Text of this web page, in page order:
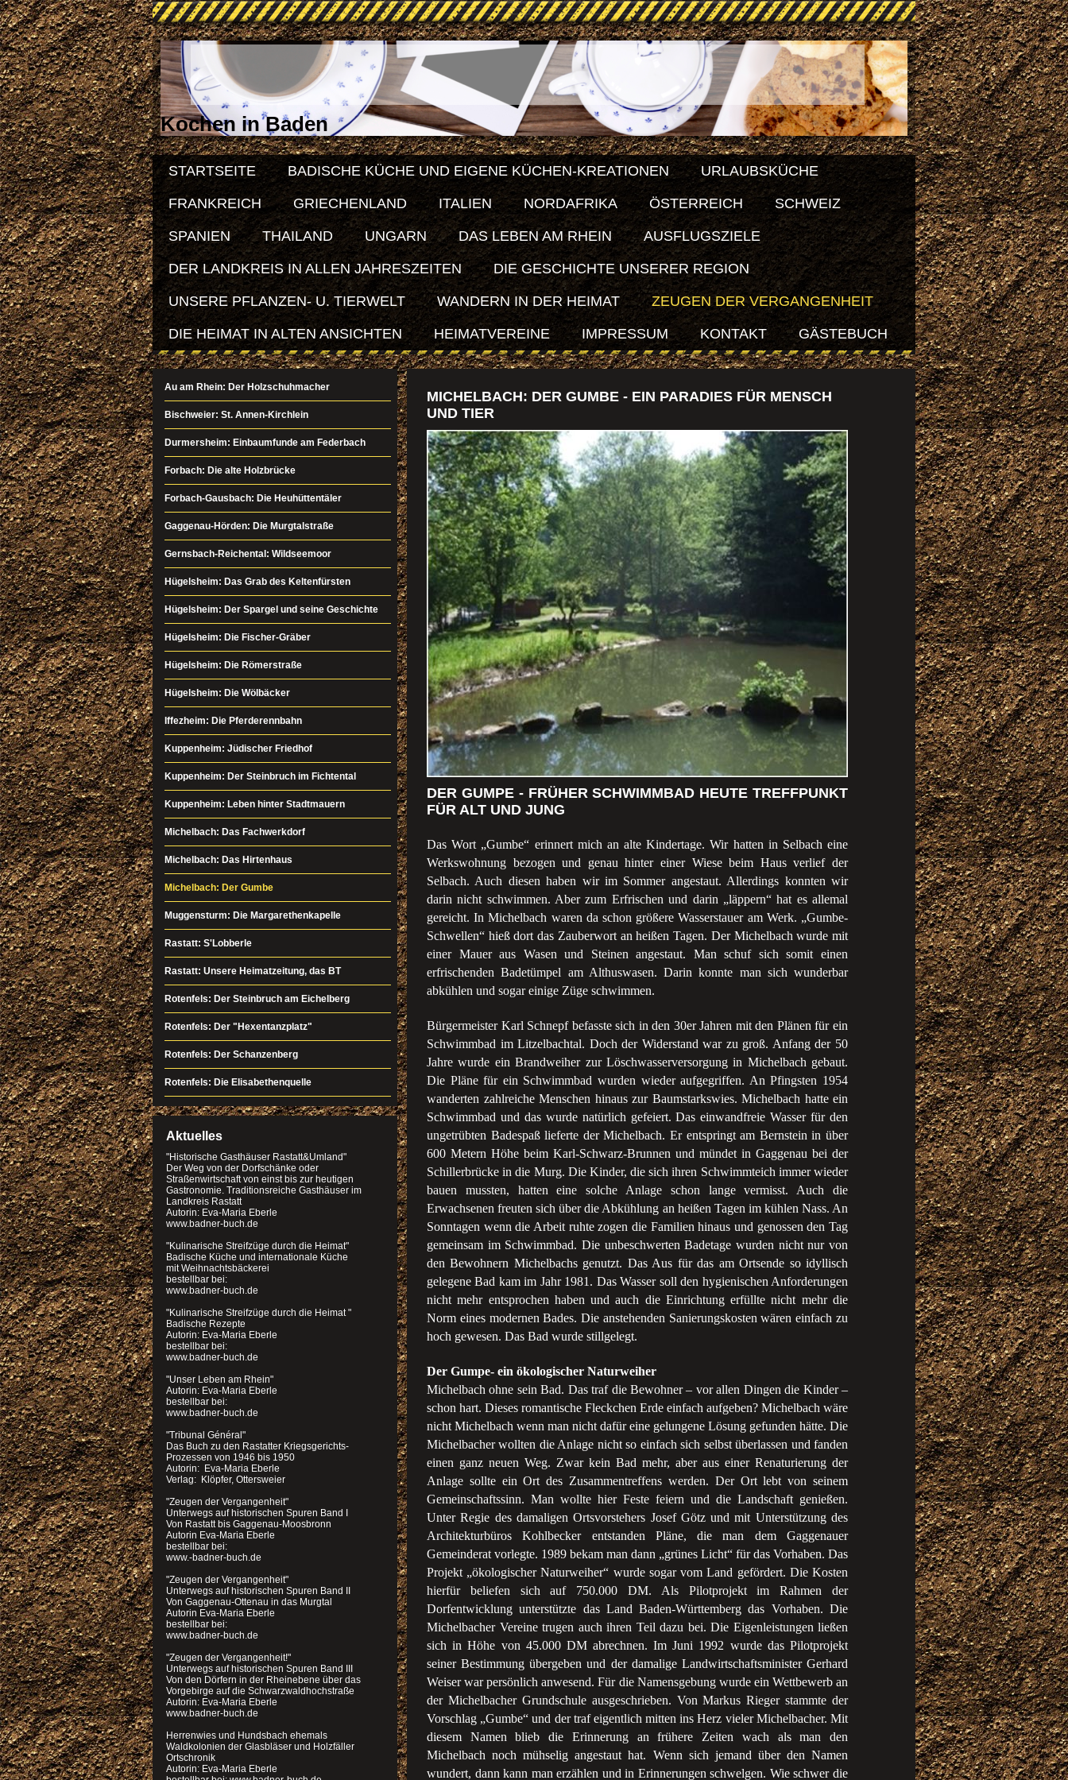
Kochen in Baden
STARTSEITE BADISCHE KÜCHE UND EIGENE KÜCHEN-KREATIONEN URLAUBSKÜCHE
FRANKREICH GRIECHENLAND ITALIEN NORDAFRIKA ÖSTERREICH SCHWEIZ
SPANIEN THAILAND UNGARN DAS LEBEN AM RHEIN AUSFLUGSZIELE
DER LANDKREIS IN ALLEN JAHRESZEITEN DIE GESCHICHTE UNSERER REGION
UNSERE PFLANZEN- U. TIERWELT WANDERN IN DER HEIMAT ZEUGEN DER VERGANGENHEIT
DIE HEIMAT IN ALTEN ANSICHTEN HEIMATVEREINE IMPRESSUM KONTAKT GÄSTEBUCH
MICHELBACH: DER GUMBE - EIN PARADIES FÜR MENSCH
UND TIER
DER GUMPE - FRÜHER SCHWIMMBAD HEUTE TREFFPUNKT
FÜR ALT UND JUNG
Das Wort „Gumbe“ erinnert mich an alte Kindertage. Wir hatten in Selbach eine
Werkswohnung bezogen und genau hinter einer Wiese beim Haus verlief der
Selbach. Auch diesen haben wir im Sommer angestaut. Allerdings konnten wir
darin nicht schwimmen. Aber zum Erfrischen und darin „läppern“ hat es allemal
gereicht. In Michelbach waren da schon größere Wasserstauer am Werk. „Gumbe-
Schwellen“ hieß dort das Zauberwort an heißen Tagen. Der Michelbach wurde mit
einer Mauer aus Wasen und Steinen angestaut. Man schuf sich somit einen
erfrischenden Badetümpel am Althuswasen. Darin konnte man sich wunderbar
abkühlen und sogar einige Züge schwimmen.
Bürgermeister Karl Schnepf befasste sich in den 30er Jahren mit den Plänen für ein
Schwimmbad im Litzelbachtal. Doch der Widerstand war zu groß. Anfang der 50
Jahre wurde ein Brandweiher zur Löschwasserversorgung in Michelbach gebaut.
Die Pläne für ein Schwimmbad wurden wieder aufgegriffen. An Pfingsten 1954
wanderten zahlreiche Menschen hinaus zur Baumstarkswies. Michelbach hatte ein
Schwimmbad und das wurde natürlich gefeiert. Das einwandfreie Wasser für den
ungetrübten Badespaß lieferte der Michelbach. Er entspringt am Bernstein in über
600 Metern Höhe beim Karl-Schwarz-Brunnen und mündet in Gaggenau bei der
Schillerbrücke in die Murg. Die Kinder, die sich ihren Schwimmteich immer wieder
bauen mussten, hatten eine solche Anlage schon lange vermisst. Auch die
Erwachsenen freuten sich über die Abkühlung an heißen Tagen im kühlen Nass. An
Sonntagen wenn die Arbeit ruhte zogen die Familien hinaus und genossen den Tag
gemeinsam im Schwimmbad. Die unbeschwerten Badetage wurden nicht nur von
den Bewohnern Michelbachs genutzt. Das Aus für das am Ortsende so idyllisch
gelegene Bad kam im Jahr 1981. Das Wasser soll den hygienischen Anforderungen
nicht mehr entsprochen haben und auch die Einrichtung erfüllte nicht mehr die
Norm eines modernen Bades. Die anstehenden Sanierungskosten wären einfach zu
hoch gewesen. Das Bad wurde stillgelegt.
Der Gumpe- ein ökologischer Naturweiher
Michelbach ohne sein Bad. Das traf die Bewohner – vor allen Dingen die Kinder –
schon hart. Dieses romantische Fleckchen Erde einfach aufgeben? Michelbach wäre
nicht Michelbach wenn man nicht dafür eine gelungene Lösung gefunden hätte. Die
Michelbacher wollten die Anlage nicht so einfach sich selbst überlassen und fanden
einen ganz neuen Weg. Zwar kein Bad mehr, aber aus einer Renaturierung der
Anlage sollte ein Ort des Zusammentreffens werden. Der Ort lebt von seinem
Gemeinschaftssinn. Man wollte hier Feste feiern und die Landschaft genießen.
Unter Regie des damaligen Ortsvorstehers Josef Götz und mit Unterstützung des
Architekturbüros Kohlbecker entstanden Pläne, die man dem Gaggenauer
Gemeinderat vorlegte. 1989 bekam man dann „grünes Licht“ für das Vorhaben. Das
Projekt „ökologischer Naturweiher“ wurde sogar vom Land gefördert. Die Kosten
hierfür beliefen sich auf 750.000 DM. Als Pilotprojekt im Rahmen der
Dorfentwicklung unterstützte das Land Baden-Württemberg das Vorhaben. Die
Michelbacher Vereine trugen auch ihren Teil dazu bei. Die Eigenleistungen ließen
sich in Höhe von 45.000 DM abrechnen. Im Juni 1992 wurde das Pilotprojekt
seiner Bestimmung übergeben und der damalige Landwirtschaftsminister Gerhard
Weiser war persönlich anwesend. Für die Namensgebung wurde ein Wettbewerb an
der Michelbacher Grundschule ausgeschrieben. Von Markus Rieger stammte der
Vorschlag „Gumbe“ und der traf eigentlich mitten ins Herz vieler Michelbacher. Mit
diesem Namen blieb die Erinnerung an frühere Zeiten wach als man den
Michelbach noch mühselig angestaut hat. Wenn sich jemand über den Namen
wundert, dann kann man erzählen und in Erinnerungen schwelgen. Wie schwer die
Au am Rhein: Der Holzschuhmacher
Bischweier: St. Annen-Kirchlein
Durmersheim: Einbaumfunde am Federbach
Forbach: Die alte Holzbrücke
Forbach-Gausbach: Die Heuhüttentäler
Gaggenau-Hörden: Die Murgtalstraße
Gernsbach-Reichental: Wildseemoor
Hügelsheim: Das Grab des Keltenfürsten
Hügelsheim: Der Spargel und seine Geschichte
Hügelsheim: Die Fischer-Gräber
Hügelsheim: Die Römerstraße
Hügelsheim: Die Wölbäcker
Iffezheim: Die Pferderennbahn
Kuppenheim: Jüdischer Friedhof
Kuppenheim: Der Steinbruch im Fichtental
Kuppenheim: Leben hinter Stadtmauern
Michelbach: Das Fachwerkdorf
Michelbach: Das Hirtenhaus
Michelbach: Der Gumbe
Muggensturm: Die Margarethenkapelle
Rastatt: S'Lobberle
Rastatt: Unsere Heimatzeitung, das BT
Rotenfels: Der Steinbruch am Eichelberg
Rotenfels: Der "Hexentanzplatz"
Rotenfels: Der Schanzenberg
Rotenfels: Die Elisabethenquelle
Aktuelles
"Historische Gasthäuser Rastatt&Umland"
Der Weg von der Dorfschänke oder
Straßenwirtschaft von einst bis zur heutigen
Gastronomie. Traditionsreiche Gasthäuser im
Landkreis Rastatt
Autorin: Eva-Maria Eberle
www.badner-buch.de
"Kulinarische Streifzüge durch die Heimat"
Badische Küche und internationale Küche
mit Weihnachtsbäckerei
bestellbar bei:
www.badner-buch.de
"Kulinarische Streifzüge durch die Heimat "
Badische Rezepte
Autorin: Eva-Maria Eberle
bestellbar bei:
www.badner-buch.de
"Unser Leben am Rhein"
Autorin: Eva-Maria Eberle
bestellbar bei:
www.badner-buch.de
"Tribunal Général"
Das Buch zu den Rastatter Kriegsgerichts-
Prozessen von 1946 bis 1950
Autorin: Eva-Maria Eberle
Verlag: Klöpfer, Ottersweier
"Zeugen der Vergangenheit"
Unterwegs auf historischen Spuren Band I
Von Rastatt bis Gaggenau-Moosbronn
Autorin Eva-Maria Eberle
bestellbar bei:
www.-badner-buch.de
"Zeugen der Vergangenheit"
Unterwegs auf historischen Spuren Band II
Von Gaggenau-Ottenau in das Murgtal
Autorin Eva-Maria Eberle
bestellbar bei:
www.badner-buch.de
"Zeugen der Vergangenheit!"
Unterwegs auf historischen Spuren Band III
Von den Dörfern in der Rheinebene über das
Vorgebirge auf die Schwarzwaldhochstraße
Autorin: Eva-Maria Eberle
www.badner-buch.de
Herrenwies und Hundsbach ehemals
Waldkolonien der Glasbläser und Holzfäller
Ortschronik
Autorin: Eva-Maria Eberle